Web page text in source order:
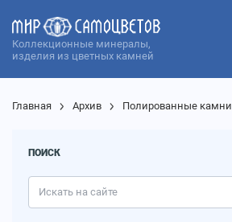
Коллекционные минералы,
изделия из цветных камней
Главная Архив Полированные камни
ПОИСК